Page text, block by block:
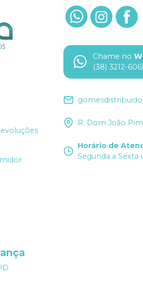
Chame no
(38) 3212-
R. Dom João
Horário de
Segunda a Sexta